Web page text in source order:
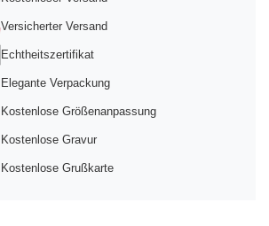
Versicherter Versand
Echtheitszertifikat
Elegante Verpackung
Kostenlose Größenanpassung
Kostenlose Gravur
Kostenlose Grußkarte